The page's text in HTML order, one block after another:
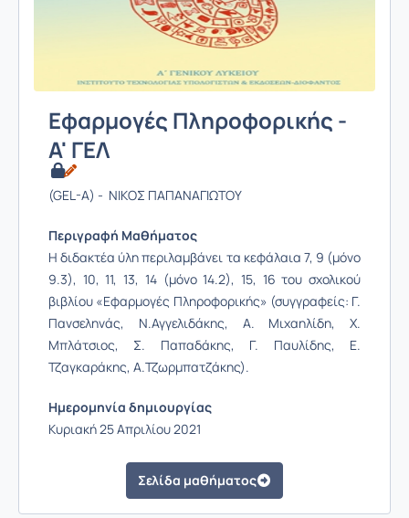
Εφαρμογές Πληροφορικής -
Α' ΓΕΛ
(GEL-A) - ΝΙΚΟΣ ΠΑΠΑΝΑΓΙΩΤΟΥ
Περιγραφή Μαθήματος
Η διδακτέα ύλη περιλαμβάνει τα κεφάλαια 7, 9 (μόνο
9.3), 10, 11, 13, 14 (μόνο 14.2), 15, 16 του σχολικού
βιβλίου «Εφαρμογές Πληροφορικής» (συγγραφείς: Γ.
Πανσεληνάς, Ν.Αγγελιδάκης, Α. Μιχαηλίδη, Χ.
Μπλάτσιος, Σ. Παπαδάκης, Γ. Παυλίδης, Ε.
Τζαγκαράκης, Α.Τζωρμπατζάκης).
Ημερομηνία δημιουργίας
Κυριακή 25 Απριλίου 2021
Σελίδα μαθήματος